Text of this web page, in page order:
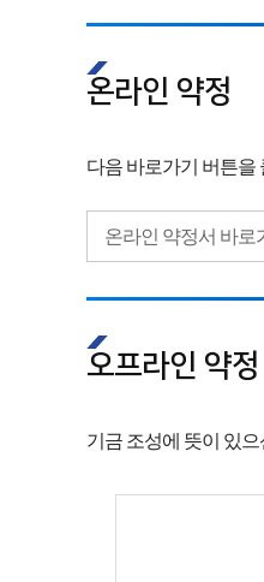
온라인 약정
다음 바로가기 버튼을
온라인 약정서 바로
오프라인 약정
기금 조성에 뜻이 있